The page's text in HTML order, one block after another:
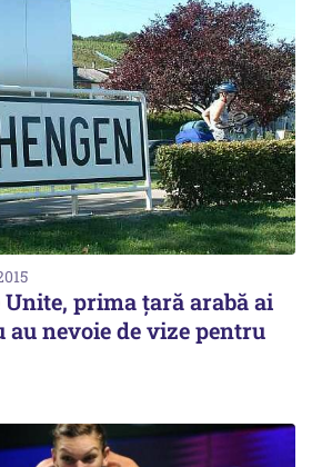
prima țară arabă ai
au nevoie de vize pentru